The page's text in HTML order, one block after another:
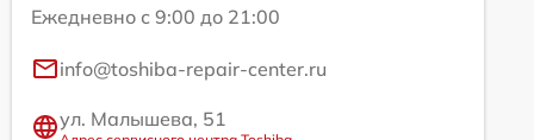
Ежедневно с 9:00 до 21:00
info@toshiba-repair-center.ru
ул. Малышева, 51